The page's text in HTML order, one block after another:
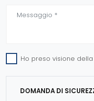
Ho preso visione della
DOMANDA DI